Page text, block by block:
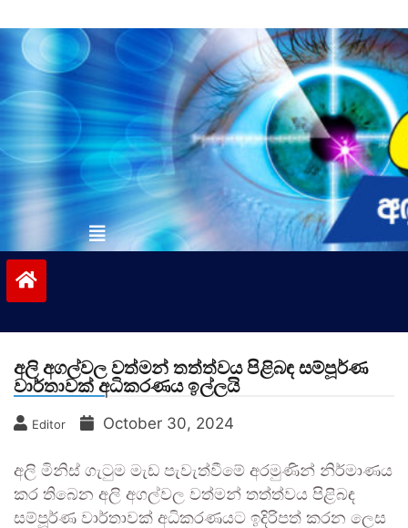
to
contentvinivida.lk
අලි අගල්වල වත්මන් තත්ත්වය පිළිබඳ සම්පූර්ණ
වාර්තාවක් අධිකරණය ඉල්ලයි
Editor October 30, 2024
අලි මිනිස් ගැටුම මැඩ පැවැත්වීමේ අරමුණින් නිර්මාණය
කර තිබෙන අලි අගල්වල වත්මන් තත්ත්වය පිළිබඳ
සම්පූර්ණ වාර්තාවක් අධිකරණයට ඉදිරිපත් කරන ලෙස